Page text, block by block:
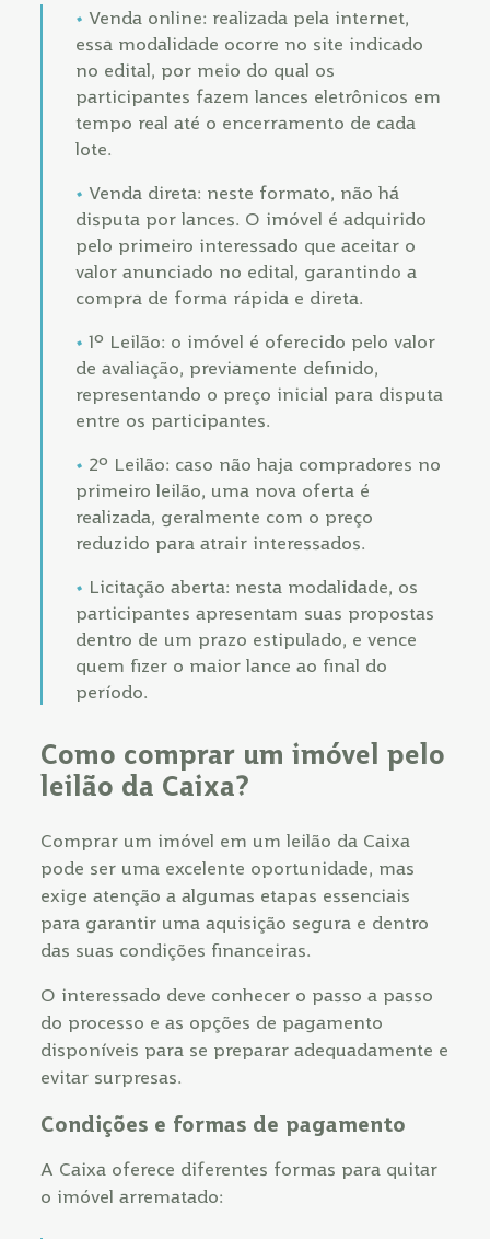
Venda online: realizada pela internet,
essa modalidade ocorre no site indicado
no edital, por meio do qual os
participantes fazem lances eletrônicos em
tempo real até o encerramento de cada
lote.
Venda direta: neste formato, não há
disputa por lances. O imóvel é adquirido
pelo primeiro interessado que aceitar o
valor anunciado no edital, garantindo a
compra de forma rápida e direta.
1º Leilão: o imóvel é oferecido pelo valor
de avaliação, previamente definido,
representando o preço inicial para disputa
entre os participantes.
2º Leilão: caso não haja compradores no
primeiro leilão, uma nova oferta é
realizada, geralmente com o preço
reduzido para atrair interessados.
Licitação aberta: nesta modalidade, os
participantes apresentam suas propostas
dentro de um prazo estipulado, e vence
quem fizer o maior lance ao final do
período.
Como comprar um imóvel pelo
leilão da Caixa?
Comprar um imóvel em um leilão da Caixa
pode ser uma excelente oportunidade, mas
exige atenção a algumas etapas essenciais
para garantir uma aquisição segura e dentro
das suas condições financeiras.
O interessado deve conhecer o passo a passo
do processo e as opções de pagamento
disponíveis para se preparar adequadamente e
evitar surpresas.
Condições e formas de pagamento
A Caixa oferece diferentes formas para quitar
o imóvel arrematado: